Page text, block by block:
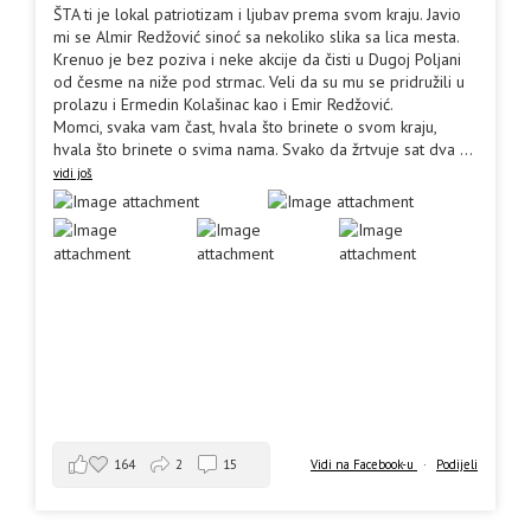
ŠTA ti je lokal patriotizam i ljubav prema svom kraju. Javio
mi se Almir Redžović sinoć sa nekoliko slika sa lica mesta.
Krenuo je bez poziva i neke akcije da čisti u Dugoj Poljani
od česme na niže pod strmac. Veli da su mu se pridružili u
prolazu i Ermedin Kolašinac kao i Emir Redžović.
Momci, svaka vam čast, hvala što brinete o svom kraju,
hvala što brinete o svima nama. Svako da žrtvuje sat dva ...
vidi još
Vidi na Facebook-u · Podijeli
164 2 15